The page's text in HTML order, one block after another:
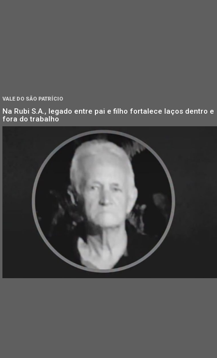
VALE DO SÃO PATRÍCIO
Na Rubi S.A., legado entre pai e filho fortalece laços dentro e
fora do trabalho